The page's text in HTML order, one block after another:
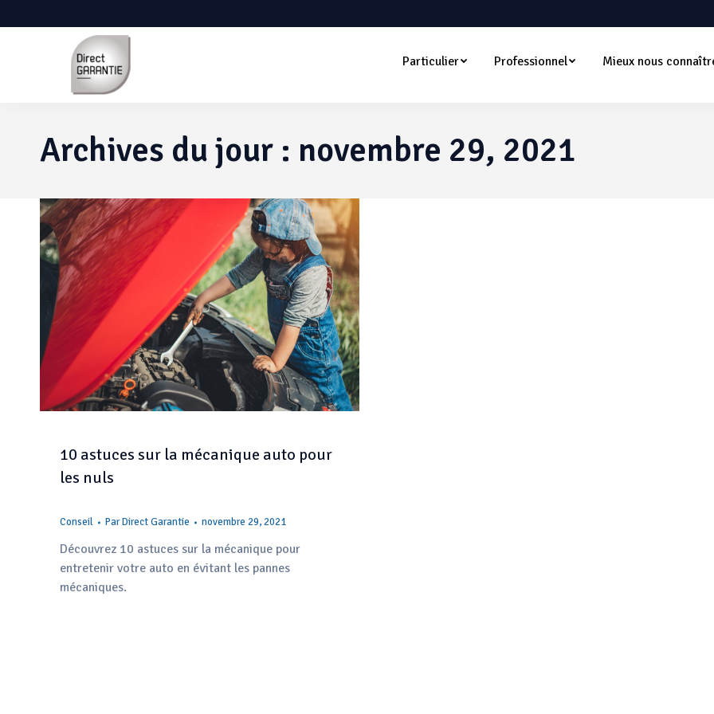
Particulier Professionnel Mieux nous
Archives du jour : novembre 29, 2021
10 astuces sur la mécanique auto pour
les nuls
Conseil ParDirect Garantie novembre 29, 2021
Découvrez 10 astuces sur la mécanique pour
entretenir votre auto en évitant les pannes
mécaniques.